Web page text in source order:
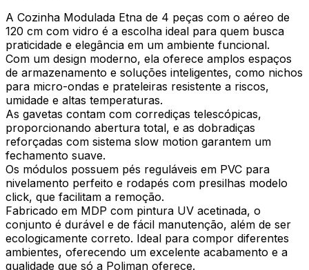
A Cozinha Modulada Etna de 4 peças com o aéreo de
120 cm com vidro é a escolha ideal para quem busca
praticidade e elegância em um ambiente funcional.
Com um design moderno, ela oferece amplos espaços
de armazenamento e soluções inteligentes, como nichos
para micro-ondas e prateleiras resistente a riscos,
umidade e altas temperaturas.
As gavetas contam com corrediças telescópicas,
proporcionando abertura total, e as dobradiças
reforçadas com sistema slow motion garantem um
fechamento suave.
Os módulos possuem pés reguláveis em PVC para
nivelamento perfeito e rodapés com presilhas modelo
click, que facilitam a remoção.
Fabricado em MDP com pintura UV acetinada, o
conjunto é durável e de fácil manutenção, além de ser
ecologicamente correto. Ideal para compor diferentes
ambientes, oferecendo um excelente acabamento e a
qualidade que só a Poliman oferece.